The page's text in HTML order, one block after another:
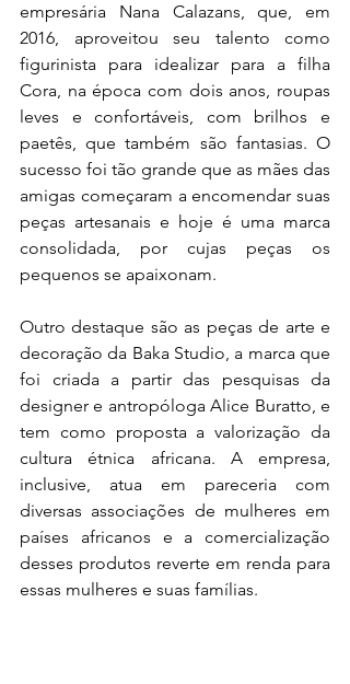
empresária Nana Calazans, que, em
2016, aproveitou seu talento como
figurinista para idealizar para a filha
Cora, na época com dois anos, roupas
leves e confortáveis, com brilhos e
paetês, que também são fantasias. O
sucesso foi tão grande que as mães das
amigas começaram a encomendar suas
peças artesanais e hoje é uma marca
consolidada, por cujas peças os
pequenos se apaixonam.
Outro destaque são as peças de arte e
decoração da Baka Studio, a marca que
foi criada a partir das pesquisas da
designer e antropóloga Alice Buratto, e
tem como proposta a valorização da
cultura étnica africana. A empresa,
inclusive, atua em pareceria com
diversas associações de mulheres em
países africanos e a comercialização
desses produtos reverte em renda para
essas mulheres e suas famílias.